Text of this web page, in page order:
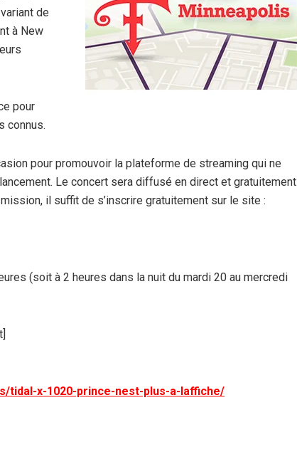
de
à New
pour
connus.
pour promouvoir la plateforme de streaming qui ne
Le concert sera diffusé en direct et gratuitement
il suffit de s’inscrire gratuitement sur le site :
(soit à 2 heures dans la nuit du mardi 20 au mercredi
tidal-x-1020-prince-nest-plus-a-laffiche/